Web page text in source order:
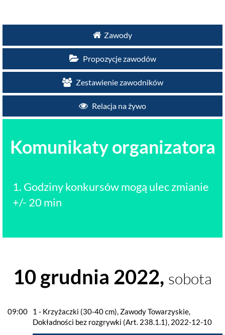
Zawody
Propozycje zawodów
Zestawienie zawodników
Relacja na żywo
Komunikaty organizatora
1. Godziny konkursów mogą ulec zmianie
+/- 20 min
10 grudnia 2022, sobota
09:00
1 - Krzyżaczki (30-40 cm), Zawody Towarzyskie,
Dokładności bez rozgrywki (Art. 238.1.1), 2022-12-10